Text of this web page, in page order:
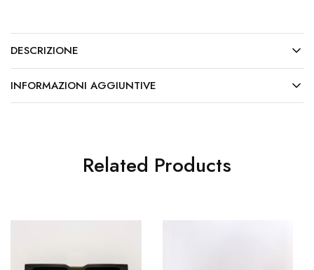
DESCRIZIONE
INFORMAZIONI AGGIUNTIVE
Related Products